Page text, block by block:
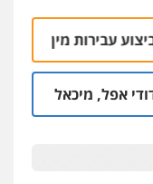
מין 05.08 | 10:05
מיכאל קליינר